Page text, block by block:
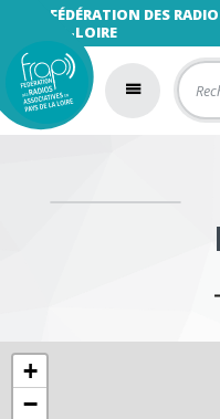
FÉDÉRATION DES
LA-LOIRE
+
−